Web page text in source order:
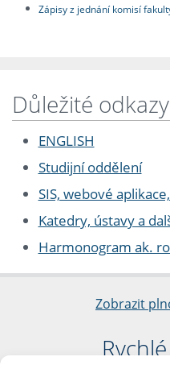
Zápisy z jednání komisí
Důležité odkazy
ENGLISH
Studijní oddělení
SIS, webové
Katedry, ústavy a
Harmonogram ak.
Zobrazit